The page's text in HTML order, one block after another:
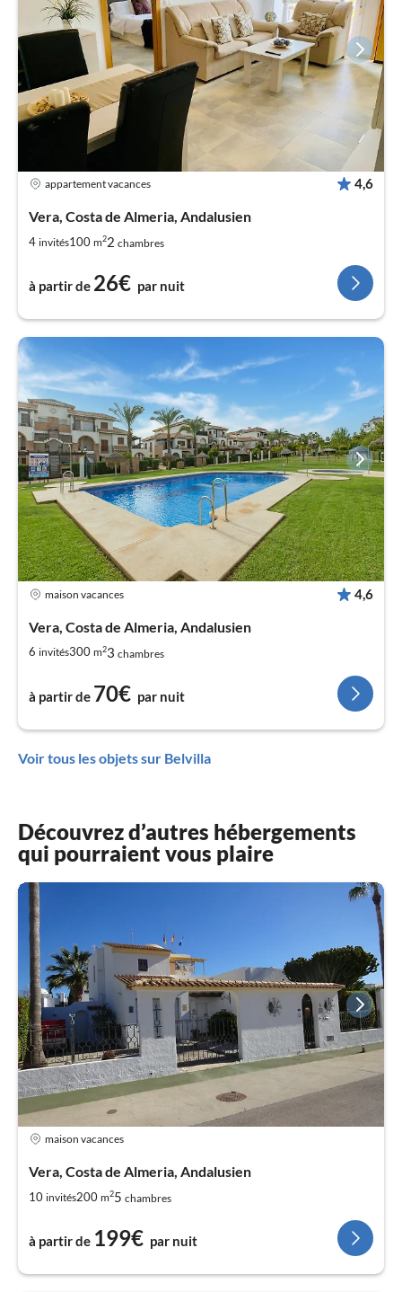
appartement vacances 4,6
Vera, Costa de Almeria, Andalusien
4 invités100 m22 chambres
à partir de 26€ par nuit
maison vacances 4,6
Vera, Costa de Almeria, Andalusien
6 invités300 m23 chambres
à partir de 70€ par nuit
Voir tous les objets sur Belvilla
Découvrez d’autres hébergements
qui pourraient vous plaire
maison vacances
Vera, Costa de Almeria, Andalusien
10 invités200 m25 chambres
à partir de 199€ par nuit